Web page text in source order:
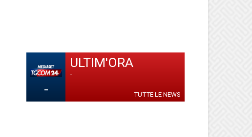
-
ULTIM'ORA
-
TUTTE LE NEWS